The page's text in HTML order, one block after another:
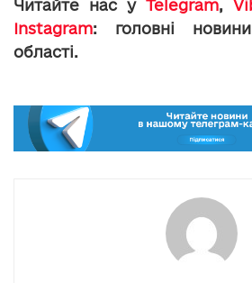
Читайте нас у Telegram,
Instagram: головні
області.